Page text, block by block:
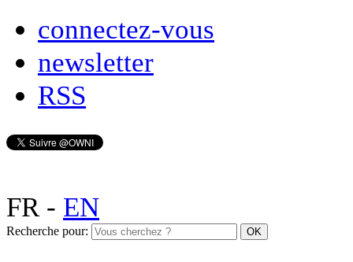
connectez-vous
newsletter
RSS
FR- EN
Recherche pour: